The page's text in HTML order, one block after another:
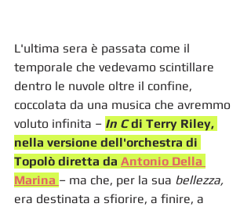
L'ultima sera è passata come il
temporale che vedevamo scintillare
dentro le nuvole oltre il confine,
coccolata da una musica che avremmo
voluto infinita – In C di Terry Riley,
nella versione dell'orchestra di
Topolò diretta da Antonio Della
Marina – ma che, per la sua bellezza,
era destinata a sfiorire, a finire, a